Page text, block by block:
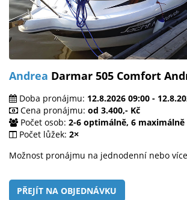
Andrea Darmar 505 Comfort
Doba pronájmu: 12.8.2026 09:00 -
Cena pronájmu: od 3.400,- Kč
Počet osob: 2-6 optimálně, 6 maximálně
Počet lůžek: 2×
Možnost pronájmu na jednodenní nebo
PŘEJÍT NA OBJEDNÁVKU